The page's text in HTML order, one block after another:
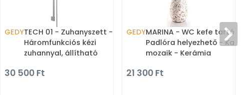
-GEDYTECH 01 - Zuhanyszett -
Háromfunkciós kézi
zuhannyal, állítható
támasszal (GYSS1
30 500 Ft
GEDYMARINA - WC kefe tartó -
Padlóra helyezhető - Kagyló
mozaik - Kerámia
21 300 Ft